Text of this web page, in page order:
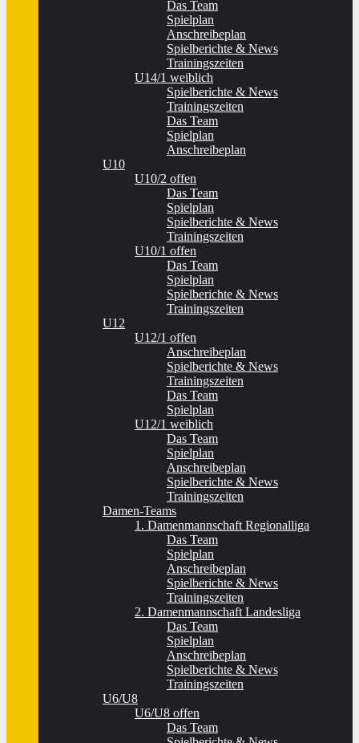
Das Team
Spielplan
Anschreibeplan
Spielberichte & News
Trainingszeiten
U14/1 weiblich
Spielberichte & News
Trainingszeiten
Das Team
Spielplan
Anschreibeplan
U10
U10/2 offen
Das Team
Spielplan
Spielberichte & News
Trainingszeiten
U10/1 offen
Das Team
Spielplan
Spielberichte & News
Trainingszeiten
U12
U12/1 offen
Anschreibeplan
Spielberichte & News
Trainingszeiten
Das Team
Spielplan
U12/1 weiblich
Das Team
Spielplan
Anschreibeplan
Spielberichte & News
Trainingszeiten
Damen-Teams
1. Damenmannschaft Regionalliga
Das Team
Spielplan
Anschreibeplan
Spielberichte & News
Trainingszeiten
2. Damenmannschaft Landesliga
Das Team
Spielplan
Anschreibeplan
Spielberichte & News
Trainingszeiten
U6/U8
U6/U8 offen
Das Team